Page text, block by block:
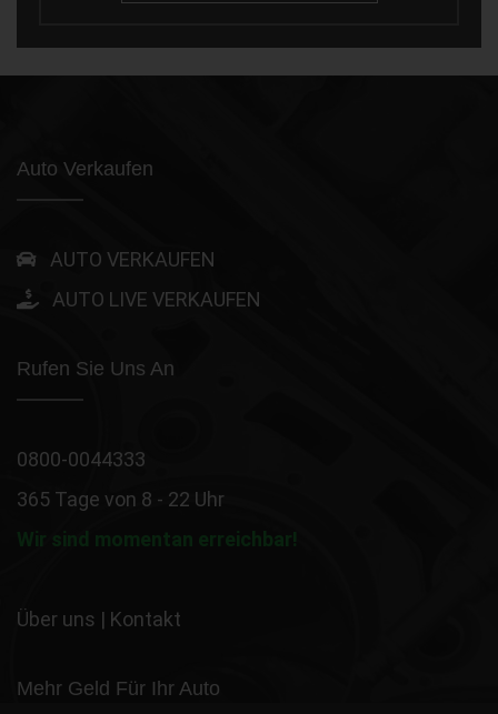
Auto Verkaufen
AUTO VERKAUFEN
AUTO LIVE VERKAUFEN
Rufen Sie Uns An
0800-0044333
365 Tage von 8 - 22 Uhr
Wir sind momentan erreichbar!
Über uns | Kontakt
Mehr Geld Für Ihr Auto